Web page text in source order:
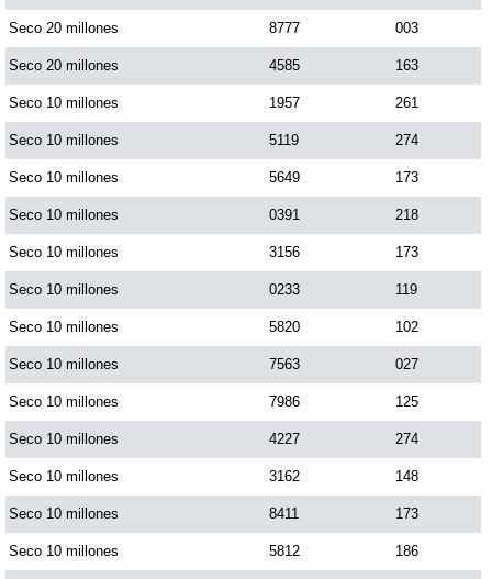
Seco 20 millones 8777 003
Seco 20 millones 4585 163
Seco 10 millones 1957 261
Seco 10 millones 5119 274
Seco 10 millones 5649 173
Seco 10 millones 0391 218
Seco 10 millones 3156 173
Seco 10 millones 0233 119
Seco 10 millones 5820 102
Seco 10 millones 7563 027
Seco 10 millones 7986 125
Seco 10 millones 4227 274
Seco 10 millones 3162 148
Seco 10 millones 8411 173
Seco 10 millones 5812 186